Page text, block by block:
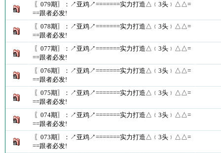
〖079期〗：↗亚鸡↗=======实力打造△﹛3头﹜△△=
==跟者必发!
〖078期〗：↗亚鸡↗=======实力打造△﹛3头﹜△△=
==跟者必发!
〖077期〗：↗亚鸡↗=======实力打造△﹛3头﹜△△=
==跟者必发!
〖076期〗：↗亚鸡↗=======实力打造△﹛3头﹜△△=
==跟者必发!
〖075期〗：↗亚鸡↗=======实力打造△﹛3头﹜△△=
==跟者必发!
〖074期〗：↗亚鸡↗=======实力打造△﹛3头﹜△△=
==跟者必发!
〖073期〗：↗亚鸡↗=======实力打造△﹛3头﹜△△=
==跟者必发!